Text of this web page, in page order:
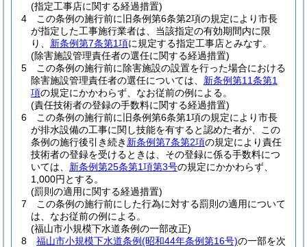
(指定工事店に関する経過措置)
4
この条例の施行前に旧条例第6条第2項の規定により市長
が指定した工事施行業者は、当該指定の有効期間内に限
り、 新条例第7条第1項に規定する指定工事店とみなす。
(除害施設管理責任者の選任に関する経過措置)
5
この条例の施行前に除害施設の設置を行った場合における
除害施設管理責任者の選任については、 新条例第11条第1
項の規定にかかわらず、なお従前の例による。
(責任技術者の登録の手数料に関する経過措置)
6
この条例の施行前に旧条例第6条第1項の規定により市長
が排水設備の工事に関し技能を有すると認めた者が、この
条例の施行後引き続き 新条例第7条第2項の規定により責任
技術者の登録を受けるときは、その登録に係る手数料につ
いては、 新条例第25条第1項第3号の規定にかかわらず、
1,000円とする。
(罰則の適用に関する経過措置)
7
この条例の施行前にした行為に対する罰則の適用について
は、なお従前の例による。
(福山市小規模下水道条例の一部改正)
8
福山市小規模下水道条例(昭和44年条例第16号)の一部を次